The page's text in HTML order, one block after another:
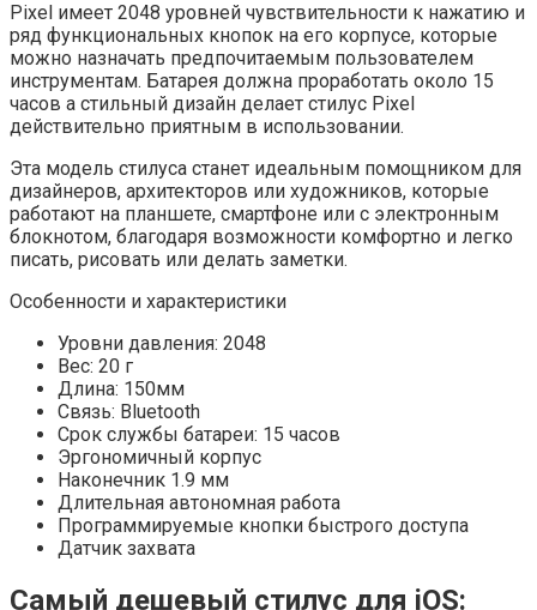
Pixel имеет 2048 уровней чувствительности к нажатию и
ряд функциональных кнопок на его корпусе, которые
можно назначать предпочитаемым пользователем
инструментам. Батарея должна проработать около 15
часов а стильный дизайн делает стилус Pixel
действительно приятным в использовании.
Эта модель стилуса станет идеальным помощником для
дизайнеров, архитекторов или художников, которые
работают на планшете, смартфоне или с электронным
блокнотом, благодаря возможности комфортно и легко
писать, рисовать или делать заметки.
Особенности и характеристики
Уровни давления: 2048
Вес: 20 г
Длина: 150мм
Связь: Bluetooth
Срок службы батареи: 15 часов
Эргономичный корпус
Наконечник 1.9 мм
Длительная автономная работа
Программируемые кнопки быстрого доступа
Датчик захвата
Самый дешевый стилус для iOS: